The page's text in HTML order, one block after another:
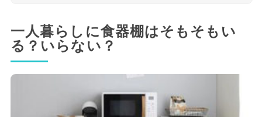
一人暮らしに食器棚はそもそもい
る？いらない？